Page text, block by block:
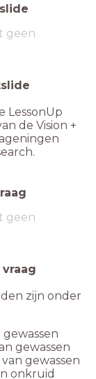
geen
LessonUp
de Vision +
geen
vraag
zijn onder
gewassen
gewassen
gewassen
onkruid